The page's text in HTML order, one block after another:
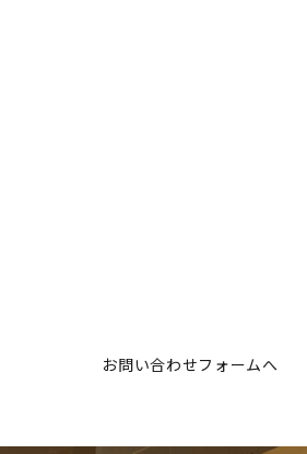
お問い合わせフォームへ